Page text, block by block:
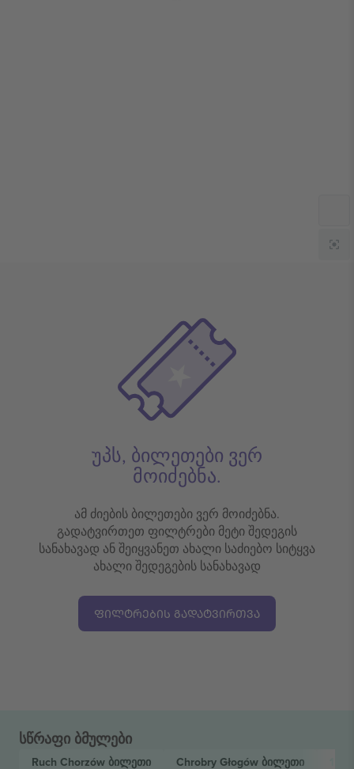
უპს, ბილეთები ვერ
მოიძებნა.
ამ ძიების ბილეთები ვერ მოიძებნა.
გადატვირთეთ ფილტრები მეტი შედეგის
სანახავად ან შეიყვანეთ ახალი საძიებო სიტყვა
ახალი შედეგების სანახავად
ᲤᲘᲚᲢᲠᲔᲑᲘᲡ ᲒᲐᲓᲐᲢᲕᲘᲠᲗᲕᲐ
სწრაფი ბმულები
Ruch Chorzów ბილეთი Chrobry Głogów ბილეთი